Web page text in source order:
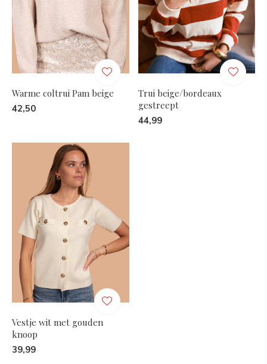
Warme coltrui Pam beige
42,50
Trui beige/bordeaux
gestreept
44,99
Vestje wit met gouden
knoop
39,99